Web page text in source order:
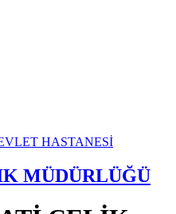
MÜDÜRLÜĞÜ